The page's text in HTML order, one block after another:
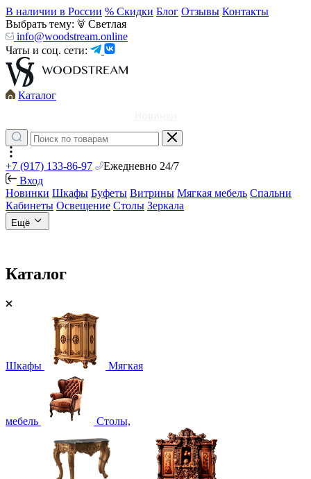
В наличии в России % Скидки Блог Отзывы Контакты
Выбрать тему:
Светлая
info@woodstream.online
Чаты и соц. сети:
Каталог
+7 (917) 133-86-97
Ежедневно 24/7
Вход
Новинки Шкафы Буфеты Витрины Мягкая мебель Спальни
Кабинеты Освещение Столы Зеркала
Ещё
Каталог
Шкафы Мягкая
мебель Столы,